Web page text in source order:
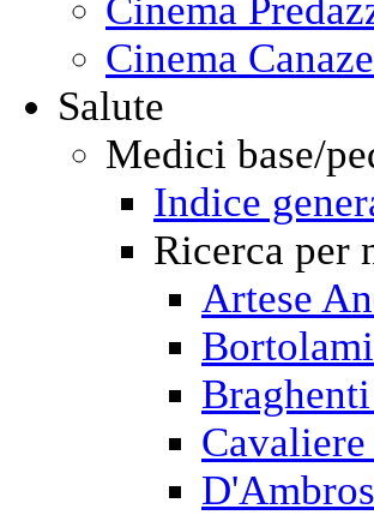
Cinema
Cinema
Salute
Medici base/
Indice
Ricerca per
Artese